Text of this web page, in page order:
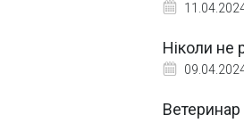
Ніколи не
Ветеринар